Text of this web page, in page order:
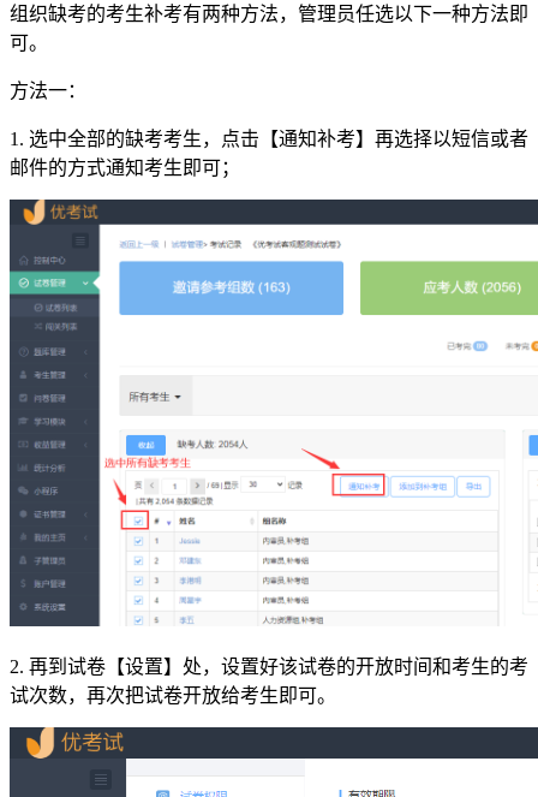
组织缺考的考生补考有两种方法，管理员任选以下一种方法即
可。
方法一：
1. 选中全部的缺考考生，点击【通知补考】再选择以短信或者
邮件的方式通知考生即可；
2. 再到试卷【设置】处，设置好该试卷的开放时间和考生的考
试次数，再次把试卷开放给考生即可。